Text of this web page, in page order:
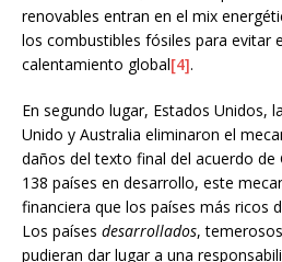
renovables entran en el mix
los combustibles fósiles para evitar
calentamiento global[4].
En segundo lugar, Estados Unidos,
Unido y Australia eliminaron el
daños del texto final del acuerdo de
138 países en desarrollo, este
financiera que los países más ricos
Los países desarrollados,
pudieran dar lugar a una